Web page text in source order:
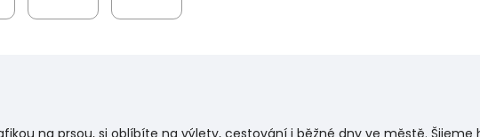
na prsou, si oblíbíte na výlety, cestování i běžné dny ve městě. Šijeme